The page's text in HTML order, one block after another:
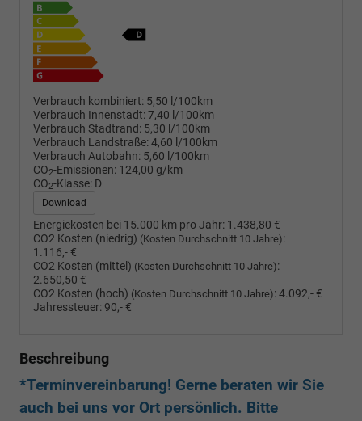
Verbrauch kombiniert: 5,50 l/100km
Verbrauch Innenstadt:7,40 l/100km
Verbrauch Stadtrand: 5,30 l/100km
Verbrauch Landstraße:4,60 l/100km
Verbrauch Autobahn: 5,60 l/100km
CO2-Emissionen: 124,00 g/km
CO2-Klasse: D
Download
Energiekosten bei 15.000 km pro Jahr: 1.438,80 €
CO2 Kosten (niedrig) (Kosten Durchschnitt 10 Jahre):
1.116,- €
CO2 Kosten (mittel) (Kosten Durchschnitt 10 Jahre):
2.650,50 €
CO2 Kosten (hoch) (Kosten Durchschnitt 10 Jahre):4.092,- €
Jahressteuer: 90,- €
Beschreibung
*Terminvereinbarung! Gerne beraten wir Sie
auch bei uns vor Ort persönlich. Bitte